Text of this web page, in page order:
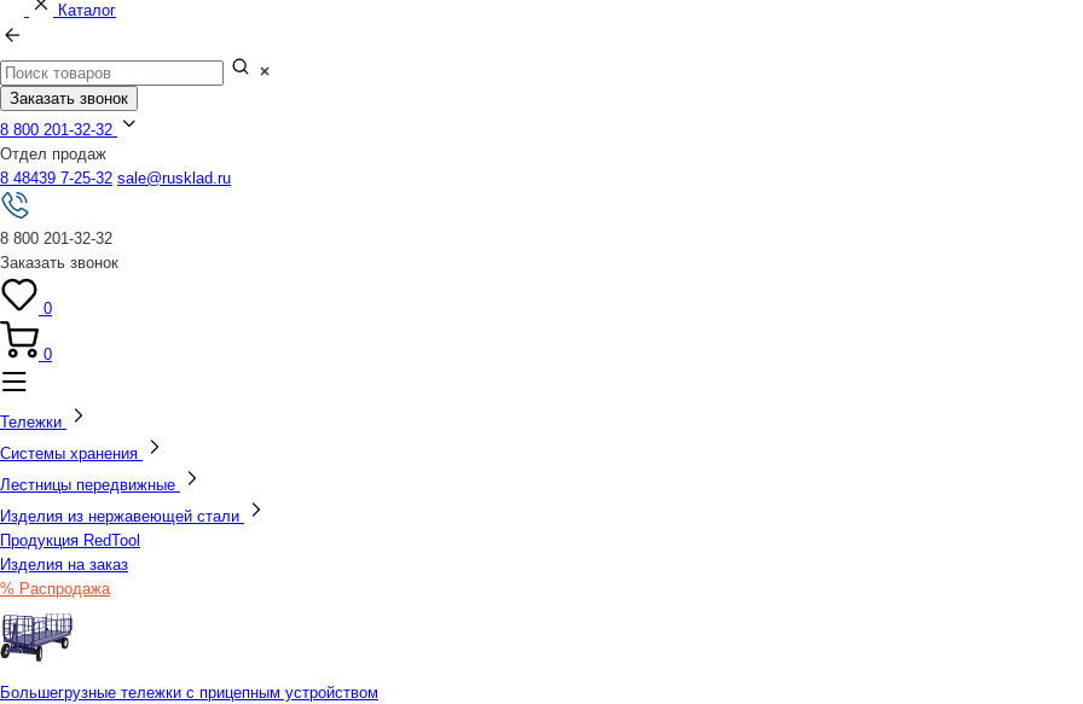
Каталог
Заказать звонок
8 800 201-32-32
Отдел продаж
8 48439 7-25-32 sale@rusklad.ru
8 800 201-32-32
Заказать звонок
0
0
Тележки
Системы хранения
Лестницы передвижные
Изделия из нержавеющей стали
Продукция RedTool
Изделия на заказ
% Распродажа
Большегрузные тележки с прицепным устройством